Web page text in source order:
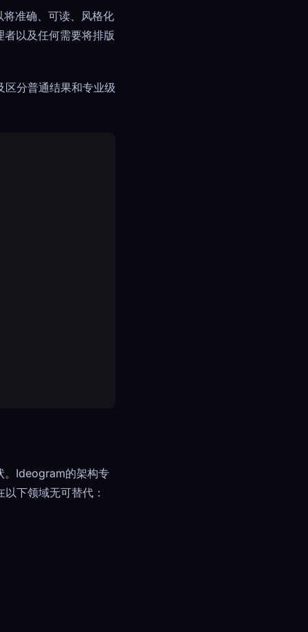
准确、可读、风格化
以及任何需要将排版
分普通结果和专业级
。Ideogram的架构专
下领域无可替代：